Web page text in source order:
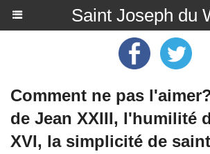
Saint Joseph du
Comment ne pas
de Jean XXIII, l'humilité
XVI, la simplicité de